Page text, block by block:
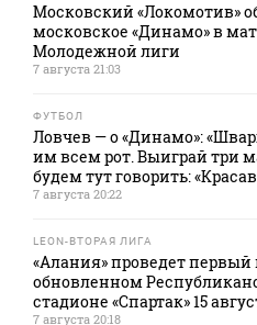
Московский «Локомотив»
московское «Динамо» в
Молодежной лиги
7 августа 21:03
ФУТБОЛ
Ловчев — о «Динамо»:
им всем рот. Выиграй три
будем тут говорить:
7 августа 20:22
LEON-ВТОРАЯ ЛИГА
«Алания» проведет первый
обновленном
стадионе «Спартак» 15
7 августа 20:18